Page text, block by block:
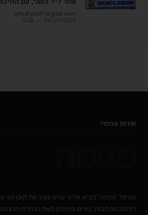
info@chief-digital.com
אודות פנימה
פורטל 'פנימה' מביא אלייך עולם עשיר של תוכן נשי
ליהנות מכתבות, טורים ומגזינים מאת נבחרת